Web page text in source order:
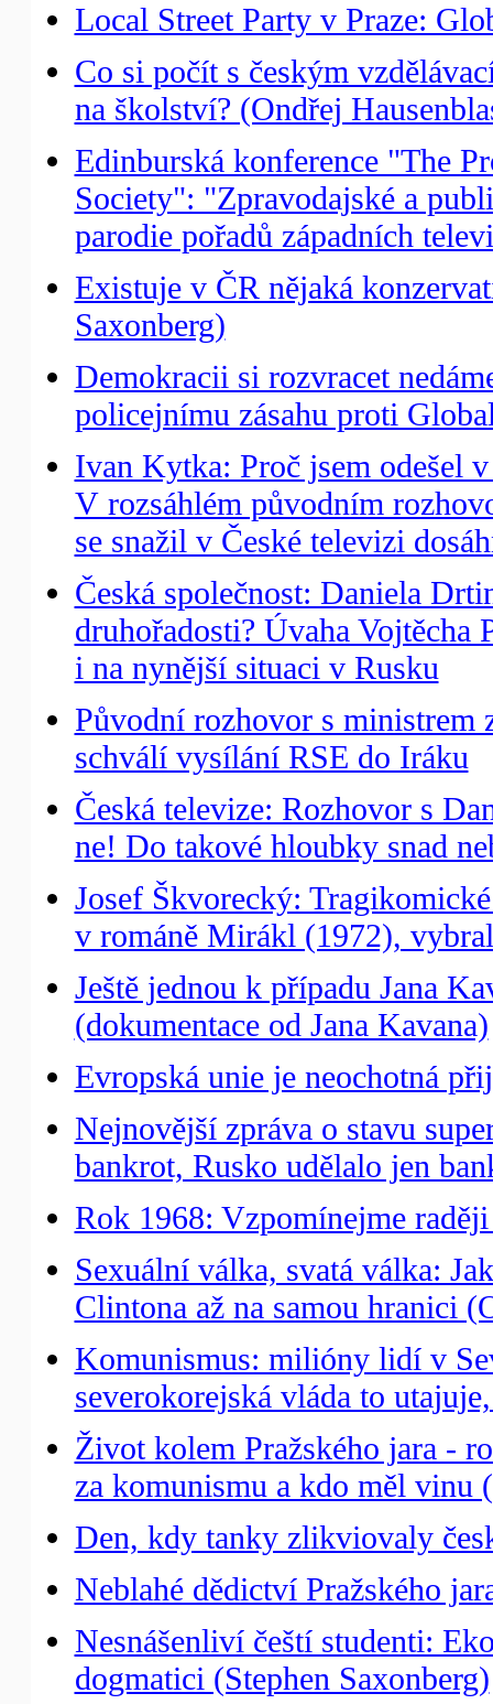
Local Street Party v Praze:
Co si počít s českým
na školství? (Ondřej
Edinburská konference "The
Society": "Zpravodajské a
parodie pořadů západních
Existuje v ČR nějaká
Saxonberg)
Demokracii si rozvracet
policejnímu zásahu proti
Ivan Kytka: Proč jsem odešel
V rozsáhlém původním
se snažil v České televizi
Česká společnost: Daniela
druhořadosti? Úvaha Vojtěcha
i na nynější situaci v Rusku
Původní rozhovor s ministrem
schválí vysílání RSE do Iráku
Česká televize: Rozhovor s
ne! Do takové hloubky snad
Josef Škvorecký:
v románě Mirákl (1972),
Ještě jednou k případu Jana
(dokumentace od Jana Kavana)
Evropská unie je neochotná
Nejnovější zpráva o stavu
bankrot, Rusko udělalo jen
Rok 1968: Vzpomínejme
Sexuální válka, svatá válka:
Clintona až na samou hranici
Komunismus: milióny lidí v
severokorejská vláda to
Život kolem Pražského jara -
za komunismu a kdo měl vinu
Den, kdy tanky zlikviovaly
Neblahé dědictví Pražského
Nesnášenliví čeští studenti:
dogmatici (Stephen Saxonberg)